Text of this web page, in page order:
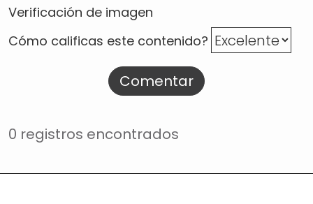
Verificación de imagen
Cómo calificas este contenido?
Comentar
0 registros encontrados